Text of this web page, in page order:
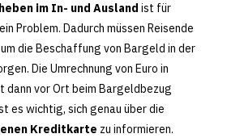
im In- und Ausland ist für
Problem. Dadurch müssen Reisende
die Beschaffung von Bargeld in der
Die Umrechnung von Euro in
dann vor Ort beim Bargeldbezug
es wichtig, sich genau über die
Kreditkarte zu informieren.